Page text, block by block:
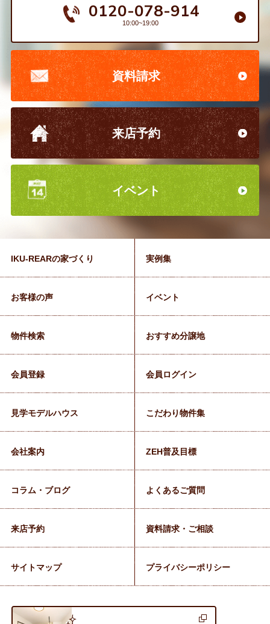
0120-078-914
10:00~19:00
資料請求
来店予約
イベント
IKU-REARの家づくり 実例集
お客様の声 イベント
物件検索 おすすめ分譲地
会員登録 会員ログイン
見学モデルハウス こだわり物件集
会社案内 ZEH普及目標
コラム・ブログ よくあるご質問
来店予約 資料請求・ご相談
サイトマップ プライバシーポリシー